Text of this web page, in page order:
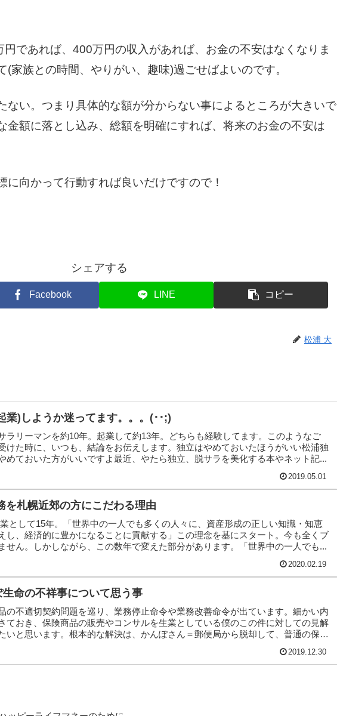
であれば、400万円の収入があれば、お金の不安はなくなりま
家族との時間、やりがい、趣味)過ごせばよいのです。
ない。つまり具体的な額が分からない事によるところが大きいで
金額に落とし込み、総額を明確にすれば、将来のお金の不安は
に向かって行動すれば良いだけですので！
シェアする
Facebook LINE コピー
松浦 大
業)しようか迷ってます。。。(･･;)
ラリーマンを約10年。起業して約13年。どちらも経験してます。このようなご
けた時に、いつも、結論をお伝えします。独立はやめておいたほうがいい松浦独
めておいた方がいいですよ最近、やたら独立、脱サラを美化する本やネット記...
2019.05.01
を札幌近郊の方にこだわる理由
として15年。「世界中の一人でも多くの人々に、資産形成の正しい知識・知恵
し、経済的に豊かになることに貢献する」この理念を基にスタート。今も全くブ
せん。しかしながら、この数年で変えた部分があります。「世界中の一人でも...
2020.02.19
生命の不祥事について思う事
の不適切契約問題を巡り、業務停止命令や業務改善命令が出ています。細かい内
ておき、保険商品の販売やコンサルを生業としている僕のこの件に対しての見解
いと思います。根本的な解決は、かんぽさん＝郵便局から脱却して、普通の保
2019.12.30